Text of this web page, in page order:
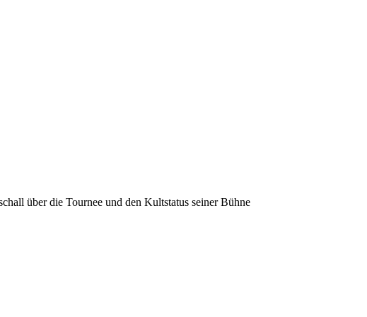
über die Tournee und den Kultstatus seiner Bühne